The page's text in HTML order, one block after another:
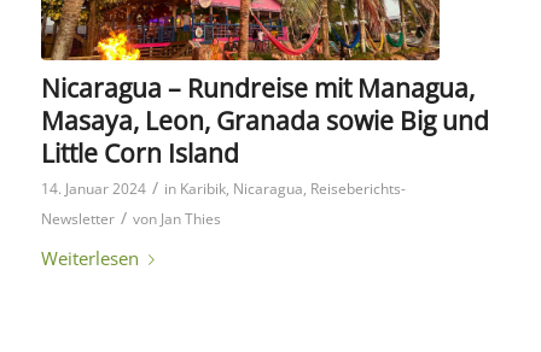
Nicaragua – Rundreise mit Managua,
Masaya, Leon, Granada sowie Big und
Little Corn Island
14. Januar 2024 / in Karibik, Nicaragua, Reiseberichts-
Newsletter / von Jan Thies
Weiterlesen